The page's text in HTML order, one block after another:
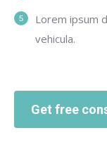
Lorem ipsum
vehicula.
Get free